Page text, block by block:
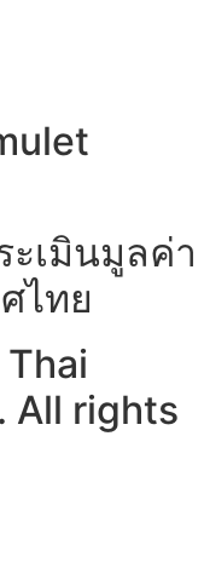
เมินมูลค่า
ไทย
All rights